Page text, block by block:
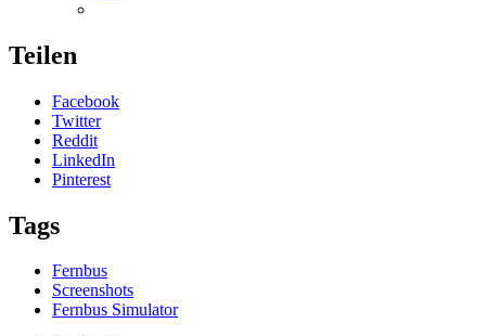
Teilen
Facebook
Twitter
Reddit
LinkedIn
Pinterest
Tags
Fernbus
Screenshots
Fernbus Simulator